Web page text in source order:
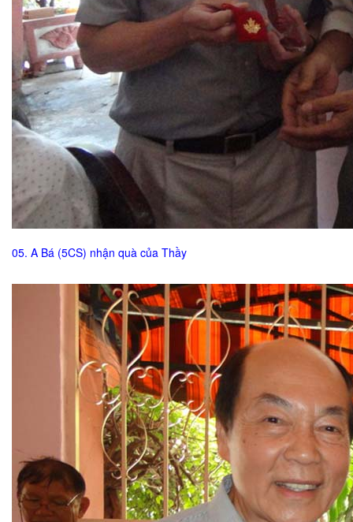
05. A Bá (5CS) nhận quà của Thầy